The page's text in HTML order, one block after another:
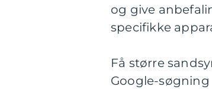
og give
specifikke
Få større
Google-søgning